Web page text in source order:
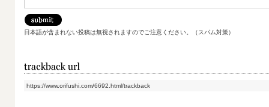
日本語が含まれない投稿は無視されますのでご注意ください。（スパム対策）
https://www.orifushi.com/6692.html/trackback